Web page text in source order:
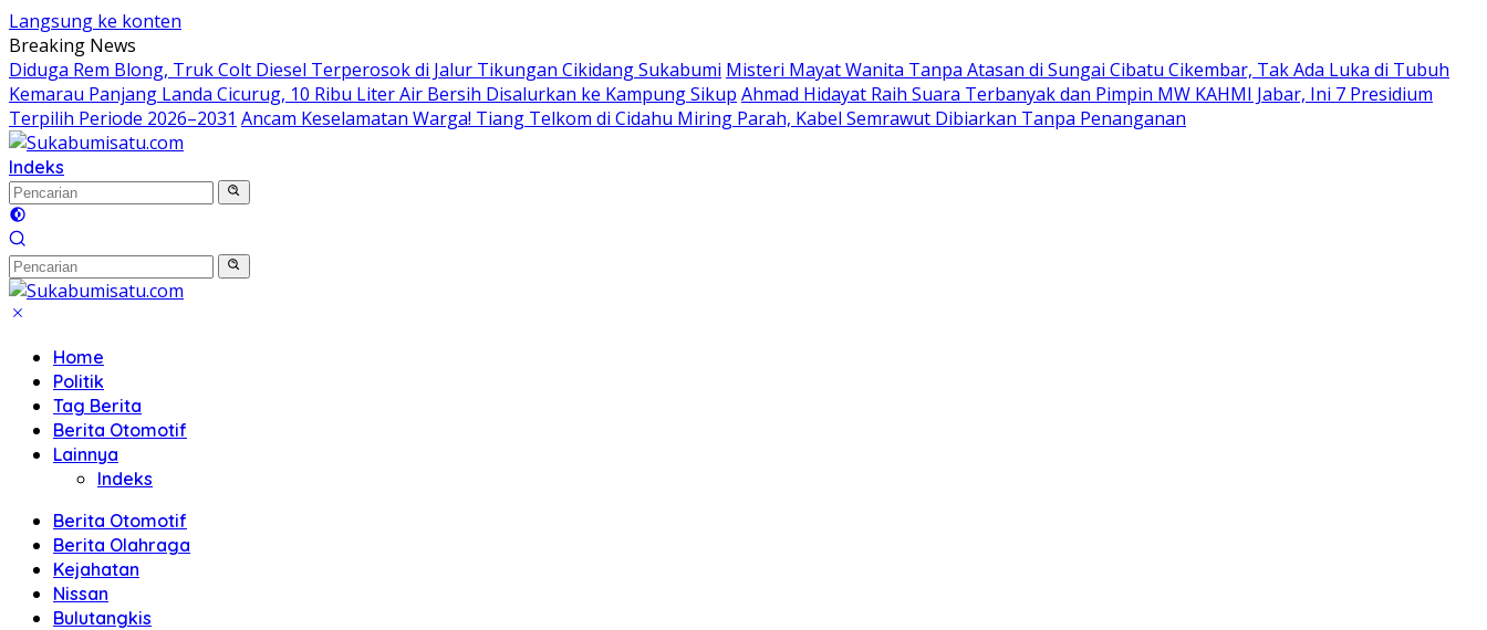
Langsung ke konten
Breaking News
Diduga Rem Blong, Truk Colt Diesel Terperosok di Jalur Tikungan Cikidang Sukabumi Misteri Mayat Wanita Tanpa Atasan di Sungai Cibatu Cikembar, Tak Ada Luka di Tubuh
Kemarau Panjang Landa Cicurug, 10 Ribu Liter Air Bersih Disalurkan ke Kampung Sikup Ahmad Hidayat Raih Suara Terbanyak dan Pimpin MW KAHMI Jabar, Ini 7 Presidium
Terpilih Periode 2026–2031 Ancam Keselamatan Warga! Tiang Telkom di Cidahu Miring Parah, Kabel Semrawut Dibiarkan Tanpa Penanganan
Indeks
Home
Politik
Tag Berita
Berita Otomotif
Lainnya
Indeks
Berita Otomotif
Berita Olahraga
Kejahatan
Nissan
Bulutangkis